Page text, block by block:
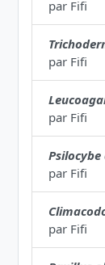
par Fifi
par Fifi
par Fifi
Psilocybe
par Fifi
par Fifi